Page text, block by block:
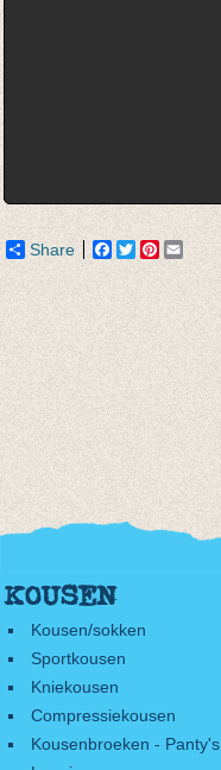
Share Facebook
TwitterPinterest
KOUSEN
Kousen/sokken
Sportkousen
Kniekousen
Compressiekousen
Kousenbroeken - Panty's